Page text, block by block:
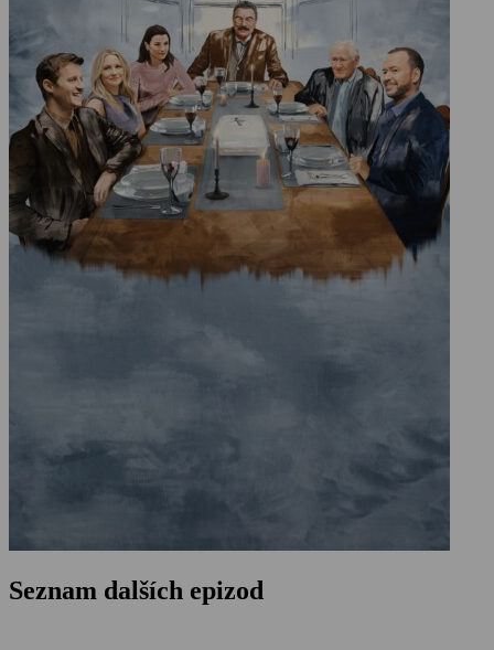
Seznam dalších epizod